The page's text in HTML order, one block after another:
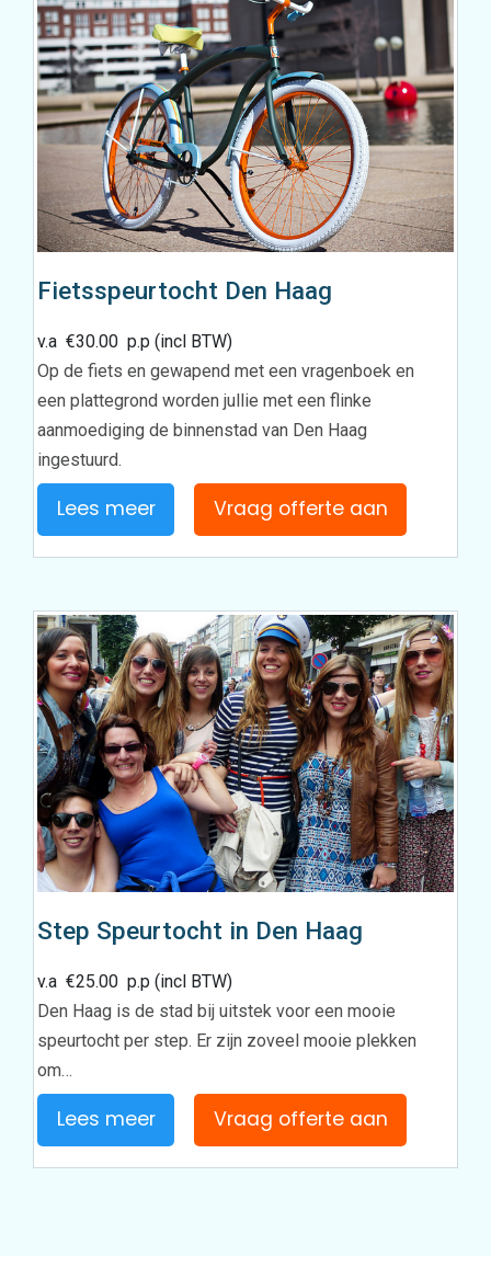
Fietsspeurtocht Den Haag
v.a€30.00 p.p (incl BTW)
Op de fiets en gewapend met een vragenboek en
een plattegrond worden jullie met een flinke
aanmoediging de binnenstad van Den Haag
ingestuurd.
Lees meer Vraag offerte aan
Step Speurtocht in Den Haag
v.a€25.00 p.p (incl BTW)
Den Haag is de stad bij uitstek voor een mooie
speurtocht per step. Er zijn zoveel mooie plekken
om…
Lees meer Vraag offerte aan